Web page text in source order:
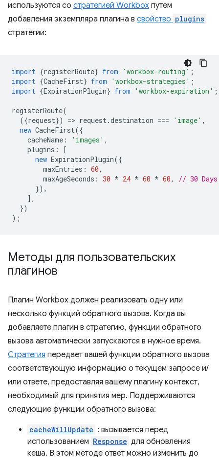
используются со стратегией Workbox путем
добавления экземпляра плагина в свойство plugins
стратегии:
import {registerRoute} from 'workbox-routing' ;
import {CacheFirst} from 'workbox-strategies' ;
import {ExpirationPlugin} from 'workbox-expiration' ;
registerRoute(
({request}) => request.destination === 'image' ,
new CacheFirst({
cacheName : 'images' ,
plugins :
[
new ExpirationPlugin({
maxEntries : 60,
maxAgeSeconds : 30 * 24 * 60 * 60,
// 30 Days
}),
],
})
);
Методы для пользовательских
плагинов
Плагин Workbox должен реализовать одну или
несколько функций обратного вызова. Когда вы
добавляете плагин в стратегию, функции обратного
вызова автоматически запускаются в нужное время.
Стратегия передает вашей функции обратного вызова
соответствующую информацию о текущем запросе и/
или ответе, предоставляя вашему плагину контекст,
необходимый для принятия мер. Поддерживаются
следующие функции обратного вызова:
cacheWillUpdate : вызывается перед
использованием Response для обновления
кеша. В этом методе ответ можно изменить до